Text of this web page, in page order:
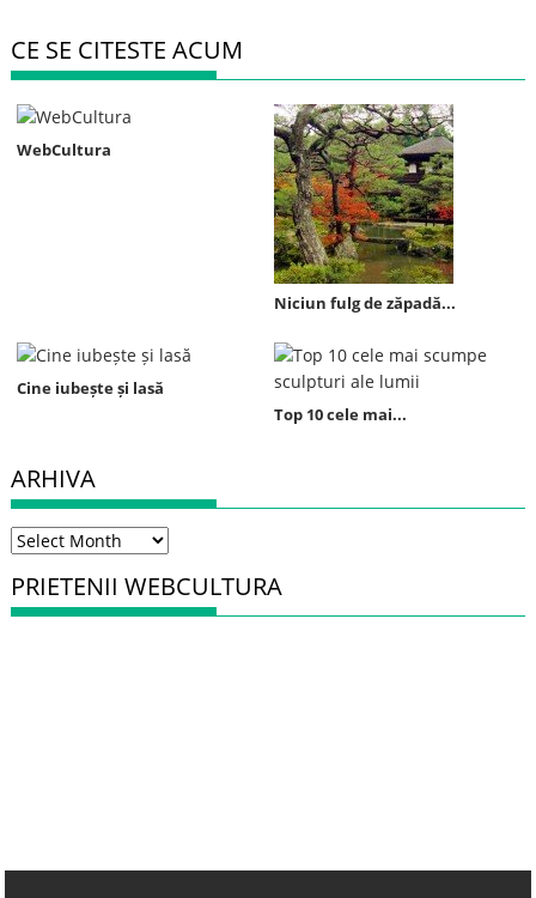
CE SE CITESTE ACUM
WebCultura
Niciun fulg de zăpadă...
Cine iubește și lasă
Top 10 cele mai...
ARHIVA
Arhiva
PRIETENII WEBCULTURA